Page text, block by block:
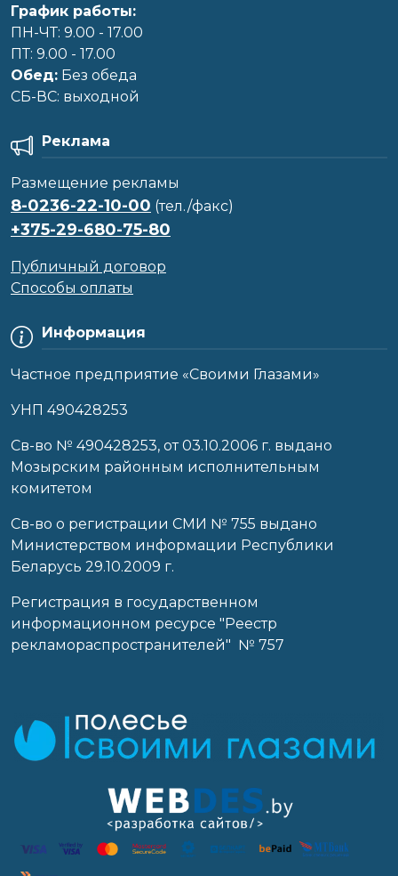
График работы:
ПН-ЧТ: 9.00 - 17.00
ПТ: 9.00 - 17.00
Обед: Без обеда
CБ-ВС: выходной
Информация
Частное предприятие «Своими Глазами»
УНП 490428253
Cв-во № 490428253, от 03.10.2006 г. выдано
Мозырским районным исполнительным
комитетом
Св-во о регистрации СМИ № 755 выдано
Министерством информации Республики
Беларусь 29.10.2009 г.
Регистрация в государственном
информационном ресурсе "Реестр
рекламораспространителей" № 757
Реклама
Размещение рекламы
8-0236-22-10-00 (тел./факс)
+375-29-680-75-80
Публичный договор
Способы оплаты